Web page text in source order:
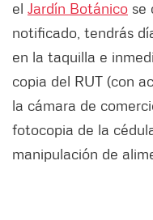
el Jardín Botánico se
notificado, tendrás
en la taquilla e
copia del RUT (con
la cámara de
fotocopia de la
manipulación de